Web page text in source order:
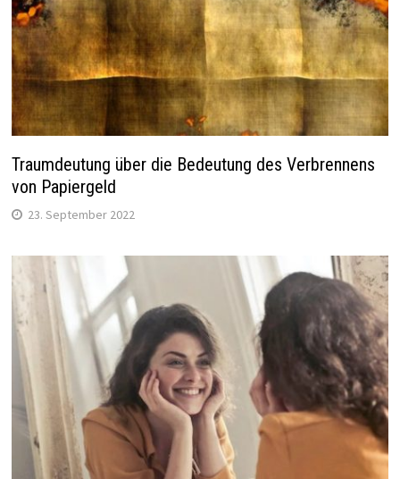
Traumdeutung über die Bedeutung des Verbrennens
von Papiergeld
23. September 2022